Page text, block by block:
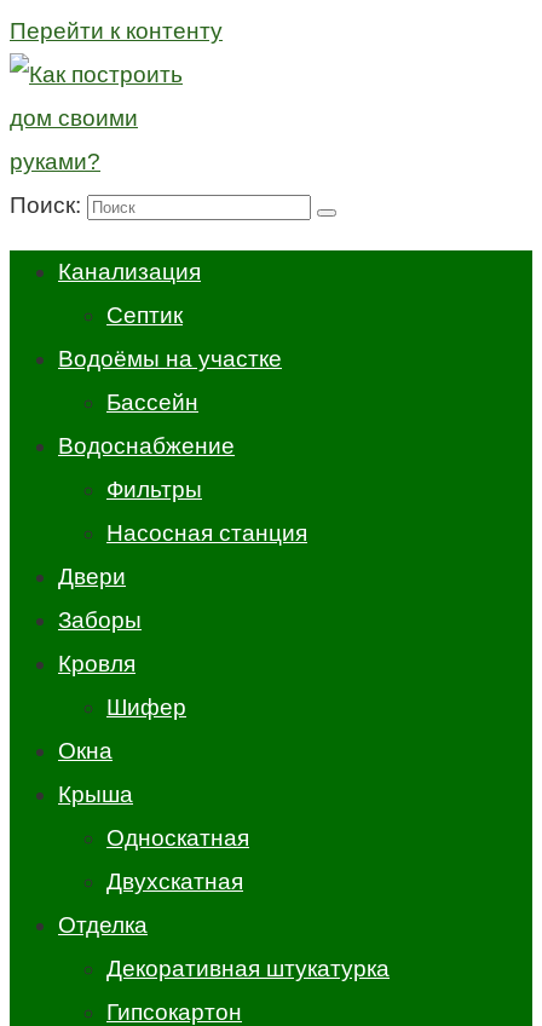
Перейти к контенту
Поиск:
Канализация
Септик
Водоёмы на участке
Бассейн
Водоснабжение
Фильтры
Насосная станция
Двери
Заборы
Кровля
Шифер
Окна
Крыша
Односкатная
Двухскатная
Отделка
Декоративная штукатурка
Гипсокартон